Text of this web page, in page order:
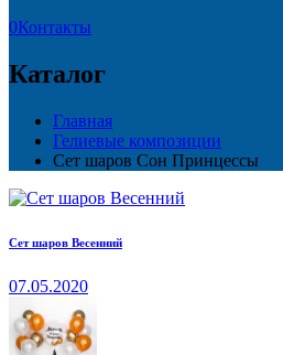
0Контакты
Каталог
Главная
Гелиевые композиции
Сет шаров Сон Принцессы
Сет шаров Весенний
07.05.2020